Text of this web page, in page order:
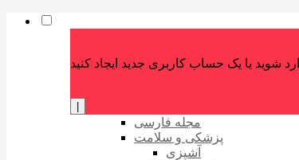
مجله فارسی
پزشکی و سلامت
آشپزی